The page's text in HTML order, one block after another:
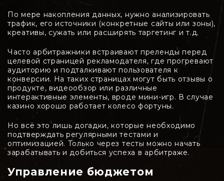
По мере накопления данных, нужно анализировать
трафик, его источники (конкретные сайты или зоны),
креативы, сужать или расширять таргетинг и т.д.
Часто арбитражники встраивают преленды перед
целевой страницей рекламодателя, где прогревают
аудиторию и подталкивают пользователя к
конверсии. На таких страницах могут быть отзывы о
продукте, видеообзор или различные
интерактивные элементы, вроде мини-игр. В случае
казино хорошо работает колесо фортуны.
Но всё это лишь догадки, которые необходимо
подтверждать регулярными тестами и
оптимизацией. Только через тесты можно начать
зарабатывать и добиться успеха в арбитраже.
Управление бюджетом